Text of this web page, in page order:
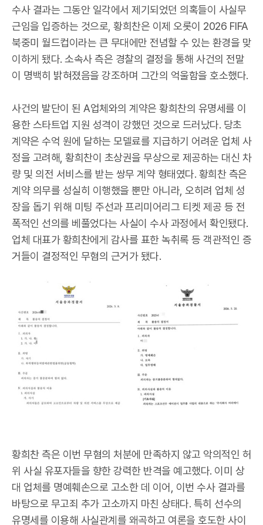
수사 결과는 그동안 일각에서 제기되었던 의혹들이 사실무
근임을 입증하는 것으로, 황희찬은 이제 오롯이 2026 FIFA
북중미 월드컵이라는 큰 무대에만 전념할 수 있는 환경을 맞
이하게 됐다. 소속사 측은 경찰의 결정을 통해 사건의 전말
이 명백히 밝혀졌음을 강조하며 그간의 억울함을 호소했다.
사건의 발단이 된 A업체와의 계약은 황희찬의 유명세를 이
용한 스타트업 지원 성격이 강했던 것으로 드러났다. 당초
계약은 수억 원에 달하는 모델료를 지급하기 어려운 업체 사
정을 고려해, 황희찬이 초상권을 무상으로 제공하는 대신 차
량 및 의전 서비스를 받는 쌍무 계약 형태였다. 황희찬 측은
계약 의무를 성실히 이행했을 뿐만 아니라, 오히려 업체 성
장을 돕기 위해 미팅 주선과 프리미어리그 티켓 제공 등 전
폭적인 선의를 베풀었다는 사실이 수사 과정에서 확인됐다.
업체 대표가 황희찬에게 감사를 표한 녹취록 등 객관적인 증
거들이 결정적인 무혐의 근거가 됐다.
황희찬 측은 이번 무혐의 처분에 만족하지 않고 악의적인 허
위 사실 유포자들을 향한 강력한 반격을 예고했다. 이미 상
대 업체를 명예훼손으로 고소한 데 이어, 이번 수사 결과를
바탕으로 무고죄 추가 고소까지 마친 상태다. 특히 선수의
유명세를 이용해 사실관계를 왜곡하고 여론을 호도한 사이